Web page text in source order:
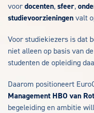
voor docenten, sfeer,
studievoorzieningen valt
Voor studiekiezers is dat
niet alleen op basis van
studenten de opleiding
Daarom positioneert
Management HBO van
begeleiding en ambitie